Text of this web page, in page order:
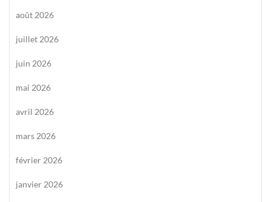
août 2026
juillet 2026
juin 2026
mai 2026
avril 2026
mars 2026
février 2026
janvier 2026